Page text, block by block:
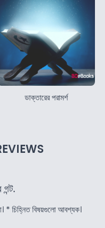
ডাক্তারের পরামর্শ
* চিহ্নিত বিষয়গুলো আবশ্যক।